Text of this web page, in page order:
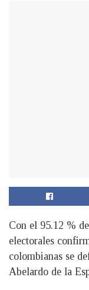
Con el 95.12 %
electorales
colombianas se
Abelardo de la